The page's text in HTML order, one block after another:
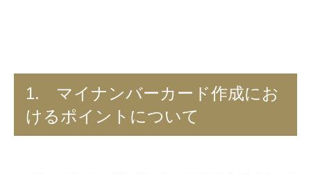
1. マイナンバーカード作成にお
けるポイントについて